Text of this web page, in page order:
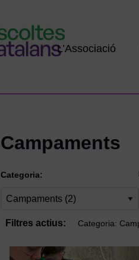
L’Associació
Campaments
Categoria:
Filtres actius: Categoria: